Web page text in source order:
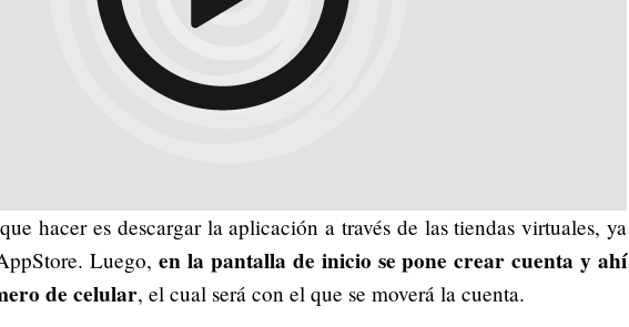
hacer es descargar la aplicación a través de las tiendas virtuales, ya
Luego,en la pantalla de inicio se pone crear cuenta y ahí
de celular, el cual será con el que se moverá la cuenta.